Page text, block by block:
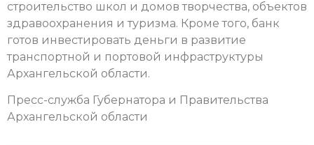
строительство школ и домов творчества, объектов
здравоохранения и туризма. Кроме того, банк
готов инвестировать деньги в развитие
транспортной и портовой инфраструктуры
Архангельской области.
Пресс-служба Губернатора и Правительства
Архангельской области